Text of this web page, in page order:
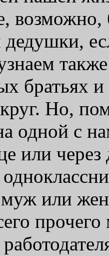
возможно,
братьях
Но,
одной с
или через
муж или
прочего